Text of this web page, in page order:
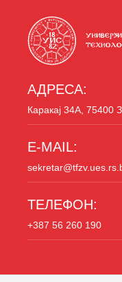
АДРЕСА:
Каракај 34A, 75400
E-MAIL:
ТЕЛЕФОН:
+387 56 260 190